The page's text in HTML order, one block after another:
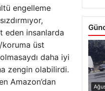
engelleme
eden insanlarda
koruma üst
daha iyi
zengin olabilirdi.
Amazon’dan